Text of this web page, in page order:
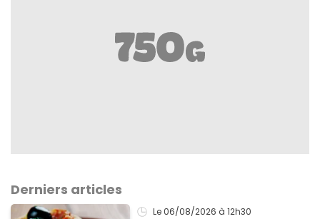
Derniers articles
Le 06/08/2026 à 12h30